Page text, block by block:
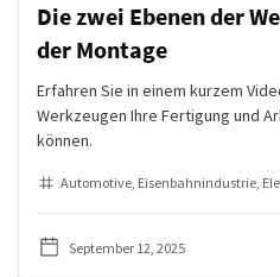
Die zwei Ebenen der
der Montage
Erfahren Sie in einem kurzem
Werkzeugen Ihre Fertigung und
können.
Automotive Eisenbahnindustrie
September 12, 2025